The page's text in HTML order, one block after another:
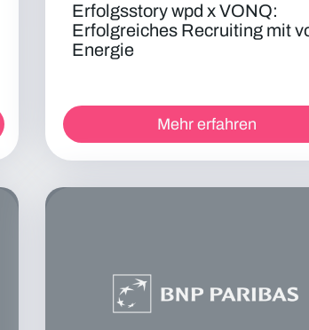
Erfolgsstory wpd x VONQ:
Erfolgreiches Recruiting mit
Energie
Mehr erfahren